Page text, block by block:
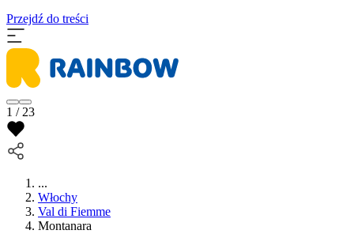
Przejdź do treści
1 / 23
...
Włochy
Val di Fiemme
Montanara